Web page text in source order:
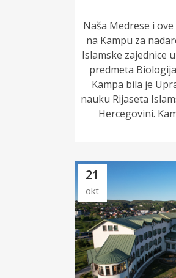
Naša Medrese i
na Kampu za
Islamske zajednice
predmeta
Kampa bila je
nauku Rijaseta
Hercegovini.
21
okt